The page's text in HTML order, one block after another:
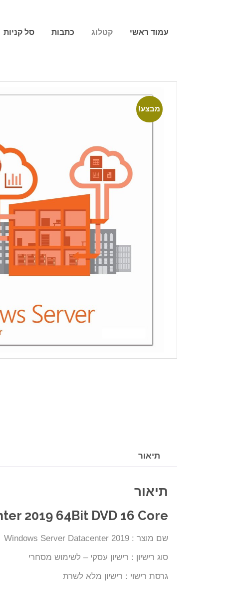
עמוד ראשי קטלוג כתבות סל קניות
מבצע!
תיאור
תיאור
2019 64Bit DVD 16 Core
שם מוצר : Windows Server Datacenter 2019
סוג רישיון : רישיון עסקי – לשימוש מסחרי
גרסת רישוי : רישיון מלא לשרת